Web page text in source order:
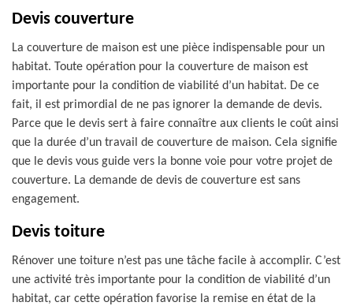
Devis couverture
La couverture de maison est une pièce indispensable pour un
habitat. Toute opération pour la couverture de maison est
importante pour la condition de viabilité d’un habitat. De ce
fait, il est primordial de ne pas ignorer la demande de devis.
Parce que le devis sert à faire connaître aux clients le coût ainsi
que la durée d’un travail de couverture de maison. Cela signifie
que le devis vous guide vers la bonne voie pour votre projet de
couverture. La demande de devis de couverture est sans
engagement.
Devis toiture
Rénover une toiture n’est pas une tâche facile à accomplir. C’est
une activité très importante pour la condition de viabilité d’un
habitat, car cette opération favorise la remise en état de la